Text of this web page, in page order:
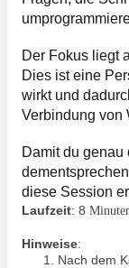
Der Fokus liegt
Dies ist eine
wirkt und
Verbindung von
Damit du
diese Session
Laufzeit: 8
Hinweise:
Nach dem